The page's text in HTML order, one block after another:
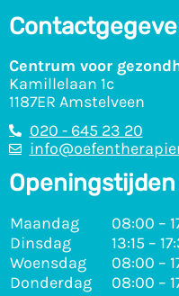
Centrum voor
Kamillelaan 1c
1187ER Amstelveen
020 - 645 23 20
Openingstijden
Maandag
08:00 –
Dinsdag
13:15 –
Woensdag
08:00 –
Donderdag
08:00 –